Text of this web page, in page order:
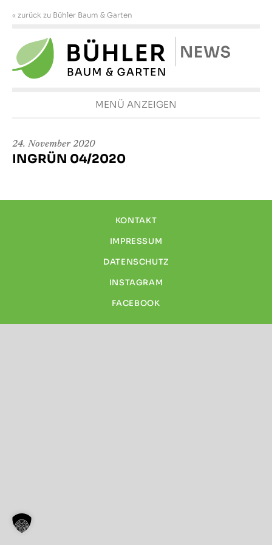
« zurück zu Bühler Baum & Garten
MENÜ ANZEIGEN
24. November 2020
INGRÜN 04/2020
KONTAKT
IMPRESSUM
DATENSCHUTZ
INSTAGRAM
FACEBOOK